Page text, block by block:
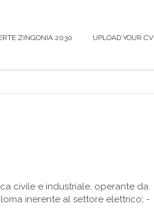
ZINGONIA 2030 UPLOAD YOUR CV
civile e industriale, operante da
inerente al settore elettrico; -